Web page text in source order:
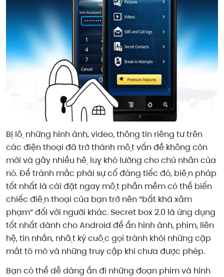
Bị lộ những hình ảnh, video, thông tin riêng tư trên
các điện thoại đã trở thành một vấn đề không còn
mới và gây nhiều hệ luỵ khó lường cho chủ nhân của
nó. Để tránh mắc phải sự cố đáng tiếc đó, biện pháp
tốt nhất là cài đặt ngay một phần mềm có thể biến
chiếc điện thoại của bạn trở nên “bất khả xâm
phạm” đối với người khác. Secret box 2.0 là ứng dụng
tốt nhất dành cho Android để ẩn hình ảnh, phim, liên
hệ, tin nhắn, nhật ký cuộc gọi tránh khỏi những cặp
mắt tò mò và những truy cập khi chưa được phép.
Bạn có thể dễ dàng ẩn đi những đoạn phim và hình